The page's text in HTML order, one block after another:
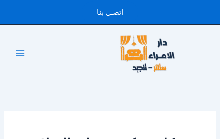
اتصـل بنا